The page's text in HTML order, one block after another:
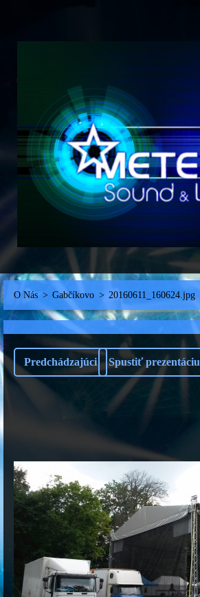
O Nás > Gabčíkovo > 20160611_160624.jpg
Predchádzajúci Spustiť prezentáciu